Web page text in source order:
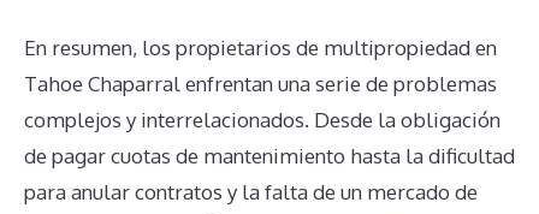
En resumen, los propietarios de multipropiedad en
Tahoe Chaparral enfrentan una serie de problemas
complejos y interrelacionados. Desde la obligación
de pagar cuotas de mantenimiento hasta la dificultad
para anular contratos y la falta de un mercado de